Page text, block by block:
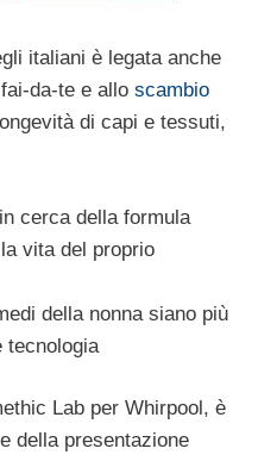
italiani è legata anche
da-te e allo scambio
di capi e tessuti,
cerca della formula
vita del proprio
della nonna siano più
tecnologia
Lab per Whirpool, è
della presentazione